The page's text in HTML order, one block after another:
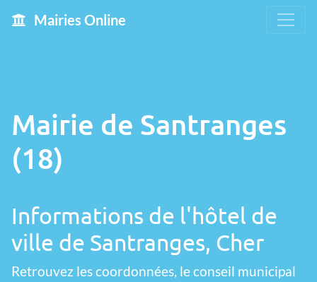
Mairies Online
Mairie de Santranges
(18)
Informations de l'hôtel de
ville de Santranges, Cher
Retrouvez les coordonnées, le conseil municipal